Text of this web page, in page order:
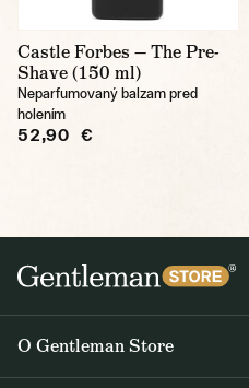
Castle Forbes — The Pre-
Shave (150 ml)
Neparfumovaný balzam pred
holením
52,90 €
O Gentleman Store